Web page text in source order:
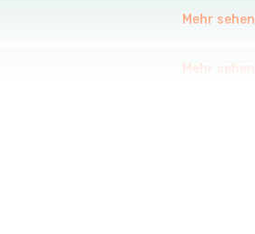
Mehr sehen
Mehr sehen